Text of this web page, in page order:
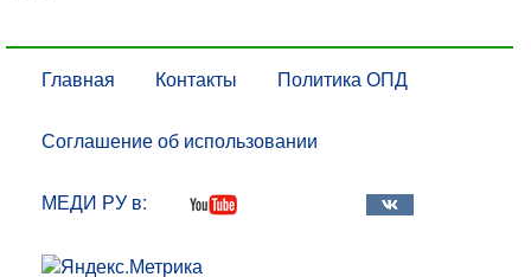
Главная Контакты Политика ОПД
Соглашение об использовании
МЕДИ РУ в: